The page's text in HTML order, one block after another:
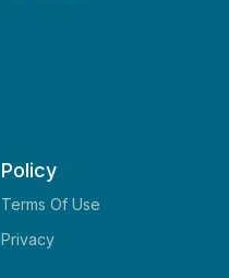
Policy
Terms Of Use
Privacy